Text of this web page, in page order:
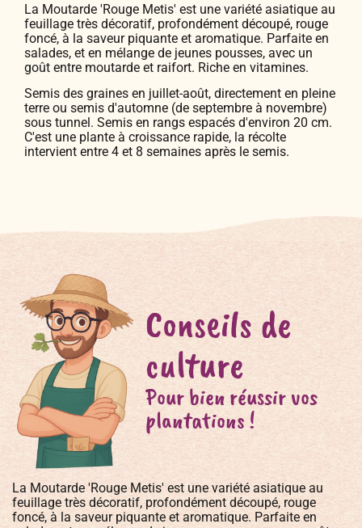
La Moutarde 'Rouge Metis' est une variété asiatique au
feuillage très décoratif, profondément découpé, rouge
foncé, à la saveur piquante et aromatique. Parfaite en
salades, et en mélange de jeunes pousses, avec un
goût entre moutarde et raifort. Riche en vitamines.
Semis des graines en juillet-août, directement en pleine
terre ou semis d'automne (de septembre à novembre)
sous tunnel. Semis en rangs espacés d'environ 20 cm.
C'est une plante à croissance rapide, la récolte
intervient entre 4 et 8 semaines après le semis.
Conseils de
culture
Pour bien réussir vos
plantations !
La Moutarde 'Rouge Metis' est une variété asiatique au
feuillage très décoratif, profondément découpé, rouge
foncé, à la saveur piquante et aromatique. Parfaite en